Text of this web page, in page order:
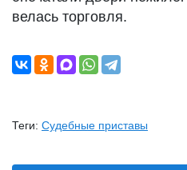
велась торговля.
Теги: Судебные приставы